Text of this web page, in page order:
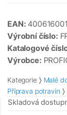
EAN:
Výrobní číslo:
Katalogové
Výrobce:
Kategorie Malé
Příprava potravin
Skladová